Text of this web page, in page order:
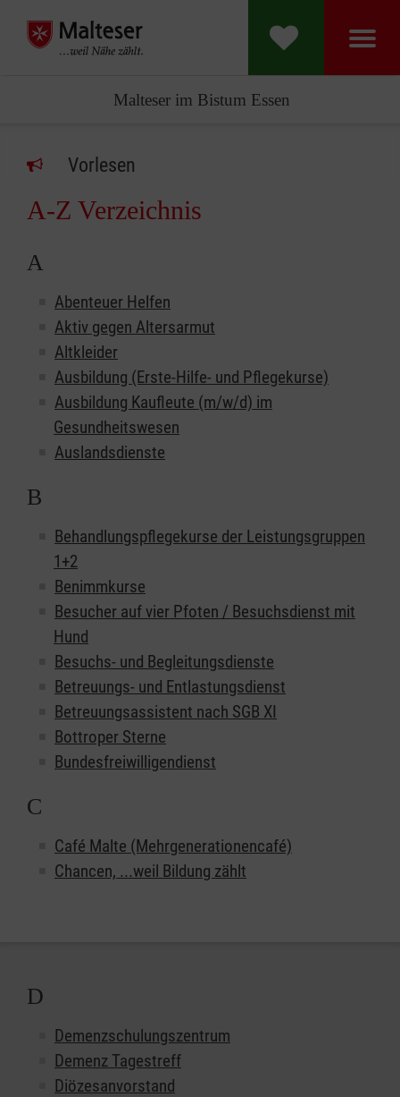
Malteser im Bistum Essen
Vorlesen
A-Z Verzeichnis
A
Abenteuer Helfen
Aktiv gegen Altersarmut
Altkleider
Ausbildung (Erste-Hilfe- und Pflegekurse)
Ausbildung Kaufleute (m/w/d) im
Gesundheitswesen
Auslandsdienste
B
Behandlungspflegekurse der Leistungsgruppen
1+2
Benimmkurse
Besucher auf vier Pfoten / Besuchsdienst mit
Hund
Besuchs- und Begleitungsdienste
Betreuungs- und Entlastungsdienst
Betreuungsassistent nach SGB XI
Bottroper Sterne
Bundesfreiwilligendienst
C
Café Malte (Mehrgenerationencafé)
Chancen, ...weil Bildung zählt
D
Demenzschulungszentrum
Demenz Tagestreff
Diözesanvorstand